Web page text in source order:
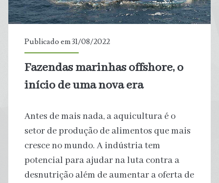
Publicado em 31/08/2022
Fazendas marinhas offshore, o
início de uma nova era
Antes de mais nada, a aquicultura é o
setor de produção de alimentos que mais
cresce no mundo. A indústria tem
potencial para ajudar na luta contra a
desnutrição além de aumentar a oferta de